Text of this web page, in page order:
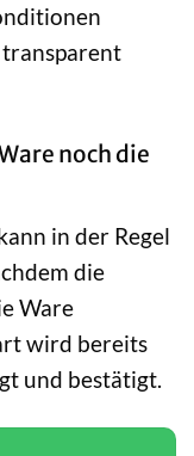
noch die
in der Regel
die
Ware
wird bereits
und bestätigt.